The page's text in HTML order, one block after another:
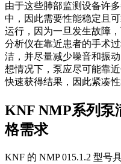
由于这些肺部监测设备许
中，因此需要性能稳定且
运行，因为一旦发生故障
分析仪在靠近患者的手术
洁，并尽量减少噪音和振
想情况下，泵应尽可能靠
快速获得结果，因此紧凑
KNF NMP系列泵
格需求
KNF 的 NMP 015.1.2 型号